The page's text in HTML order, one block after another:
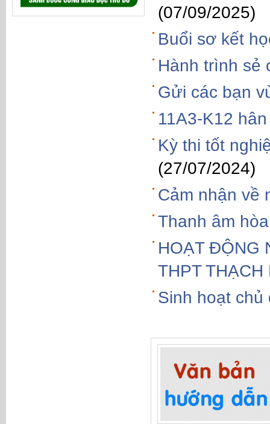
(07/09/2025)
Buổi sơ kết
Hành trình sẻ
Gửi các bạn
11A3-K12
Kỳ thi tốt
(27/07/2024)
Cảm nhận về
Thanh âm
HOẠT ĐỘNG
THPT THẠCH
Sinh hoạt